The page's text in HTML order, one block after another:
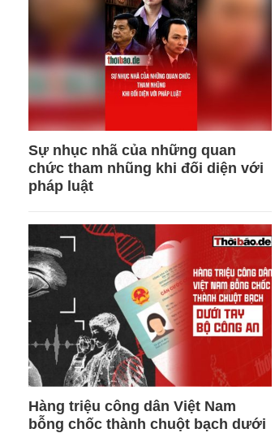
Sự nhục nhã của những quan
chức tham nhũng khi đối diện với
pháp luật
Hàng triệu công dân Việt Nam
bỗng chốc thành chuột bạch dưới